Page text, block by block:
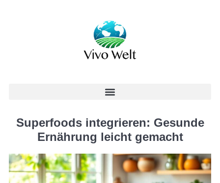
Superfoods integrieren: Gesunde
Ernährung leicht gemacht